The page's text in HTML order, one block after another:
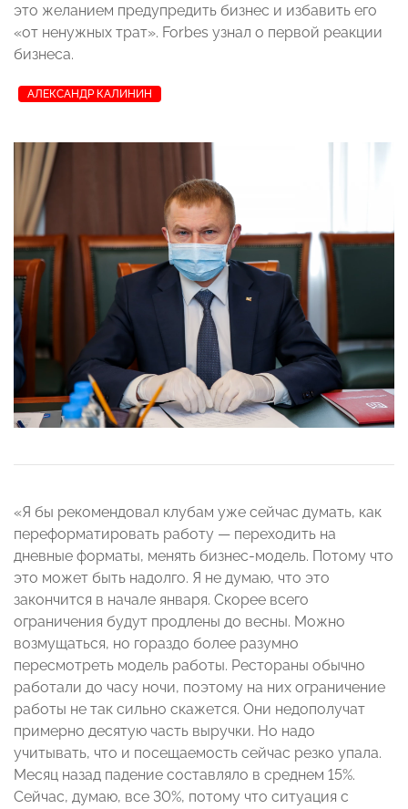
это желанием предупредить бизнес и избавить его
«от ненужных трат». Forbes узнал о первой реакции
бизнеса.
АЛЕКСАНДР КАЛИНИН
«Я бы рекомендовал клубам уже сейчас думать, как
переформатировать работу — переходить на
дневные форматы, менять бизнес-модель. Потому что
это может быть надолго. Я не думаю, что это
закончится в начале января. Скорее всего
ограничения будут продлены до весны. Можно
возмущаться, но гораздо более разумно
пересмотреть модель работы. Рестораны обычно
работали до часу ночи, поэтому на них ограничение
работы не так сильно скажется. Они недополучат
примерно десятую часть выручки. Но надо
учитывать, что и посещаемость сейчас резко упала.
Месяц назад падение составляло в среднем 15%.
Сейчас, думаю, все 30%, потому что ситуация с